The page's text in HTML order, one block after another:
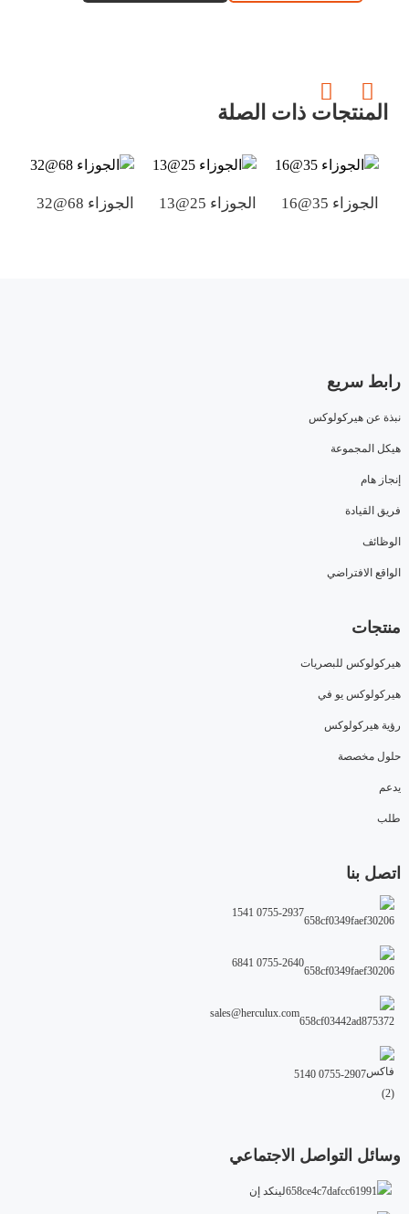
المنتجات ذات الصلة
الجوزاء 35@16 الجوزاء 25@13 الجوزاء 68@32
رابط سريع
نبذة عن هيركولوكس
هيكل المجموعة
إنجاز هام
فريق القيادة
الوظائف
الواقع الافتراضي
منتجات
هيركولوكس للبصريات
هيركولوكس يو في
رؤية هيركولوكس
حلول مخصصة
يدعم
طلب
اتصل بنا
0755-2937 1541
0755-2640 6841
sales@herculux.com
0755-2907 5140
وسائل التواصل الاجتماعي
لينكد إن